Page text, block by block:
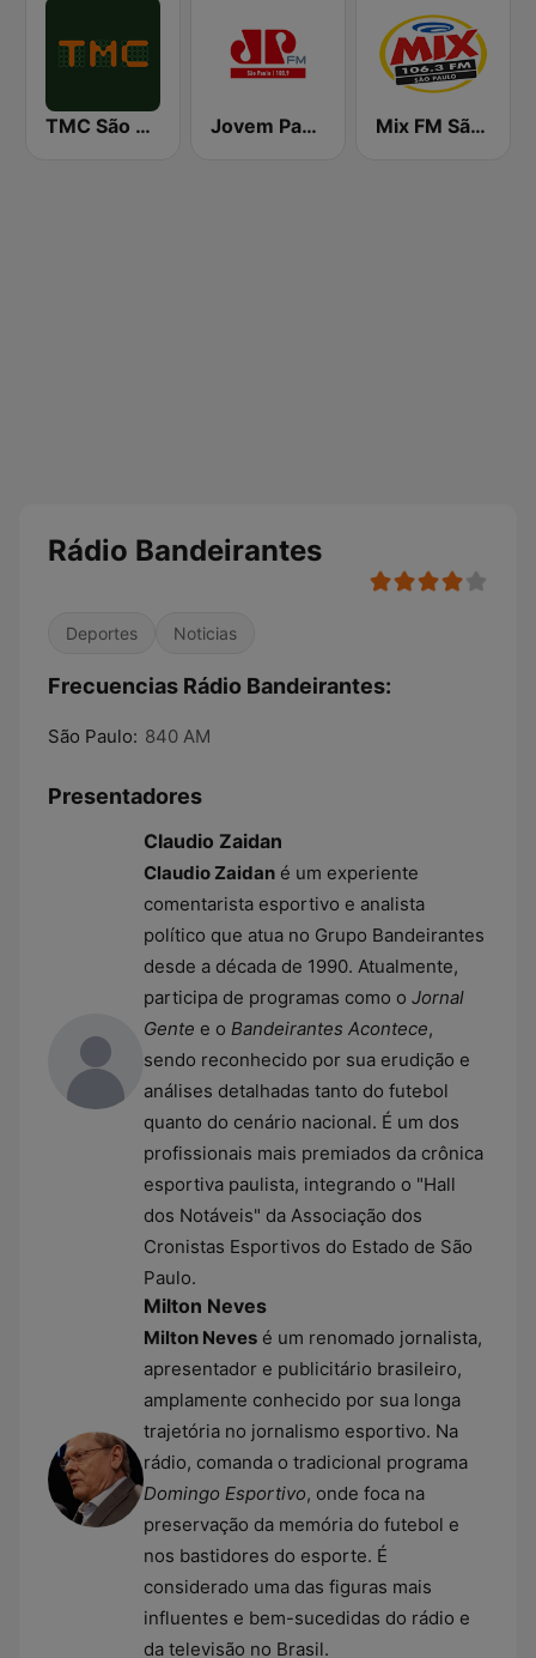
TMC São Paulo Jovem Pan FM São Paulo Mix FM São Paulo
Rádio Bandeirantes
Deportes Noticias
Frecuencias Rádio Bandeirantes:
São Paulo: 840 AM
Presentadores
Claudio Zaidan
Claudio Zaidan é um experiente
comentarista esportivo e analista
político que atua no Grupo Bandeirantes
desde a década de 1990. Atualmente,
participa de programas como o Jornal
Gente e o Bandeirantes Acontece,
sendo reconhecido por sua erudição e
análises detalhadas tanto do futebol
quanto do cenário nacional. É um dos
profissionais mais premiados da crônica
esportiva paulista, integrando o "Hall
dos Notáveis" da Associação dos
Cronistas Esportivos do Estado de São
Paulo.
Milton Neves
Milton Neves é um renomado jornalista,
apresentador e publicitário brasileiro,
amplamente conhecido por sua longa
trajetória no jornalismo esportivo. Na
rádio, comanda o tradicional programa
Domingo Esportivo, onde foca na
preservação da memória do futebol e
nos bastidores do esporte. É
considerado uma das figuras mais
influentes e bem-sucedidas do rádio e
da televisão no Brasil.